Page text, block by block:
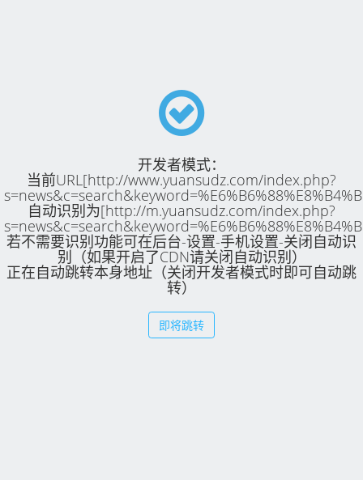
开发者模式：
当前URL[http://www.yuansudz.com/index.php?
自动识别为[http://m.yuansudz.com/index.php?
若不需要识别功能可在后台-设置-手机设置-关闭自动识
别（如果开启了CDN请关闭自动识别）
正在自动跳转本身地址（关闭开发者模式时即可自动跳
转）
即将跳转